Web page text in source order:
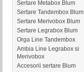
Sertare Metabox Blum
Sertare Tandembox Blum
Sertare Merivobox Blum
Sertare Legrabox Blum
Orga Line Tandembox
Ambia Line Legrabox si
Merivobox
Accesorii sertare Blum